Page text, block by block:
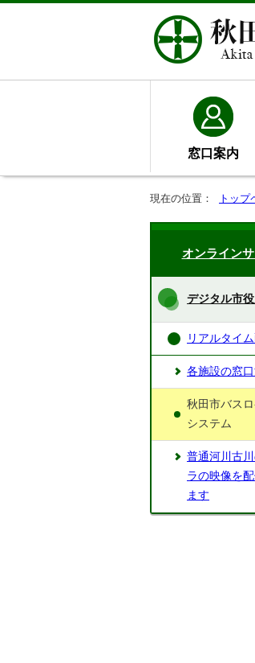
窓口案内
現在の位置： トップ
オンライン
デジタル市
リアルタイ
各施設の窓
秋田市バス
システム
普通河川古
ラの映像を
ます